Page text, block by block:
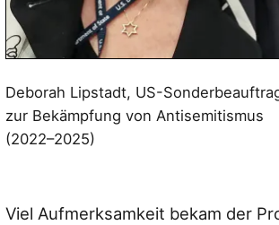
Deborah Lipstadt, US-
zur Bekämpfung von Antisemitismus
(2022–2025)
Viel Aufmerksamkeit bekam der